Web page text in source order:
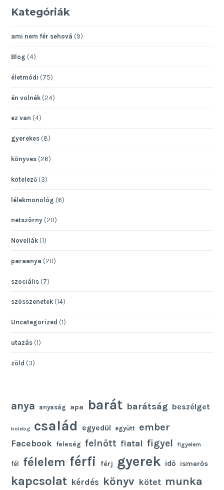
Kategóriák
ami nem fér sehová (9)
Blog (4)
életmódi (75)
én volnék (24)
ez van (4)
gyerekes (8)
könyves (26)
kötelező (3)
lélekmonológ (6)
netszörny (20)
Novellák (1)
paraanya (20)
szociális (7)
szösszenetek (14)
Uncategorized (1)
utazás (1)
zöld (3)
anya anyaság apa barát barátság beszélget
boldog család egyedül együtt ember
Facebook feleség felnőtt fiatal figyel figyelem
fél félelem férfi férj gyerek idő ismerős
kapcsolat kérdés könyv kötet munka